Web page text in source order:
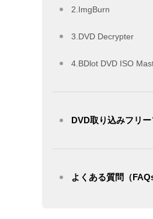
2.ImgBurn
3.DVD Decrypter
4.BDlot DVD ISO
DVD取り込みフリ
よくある質問（FAQs